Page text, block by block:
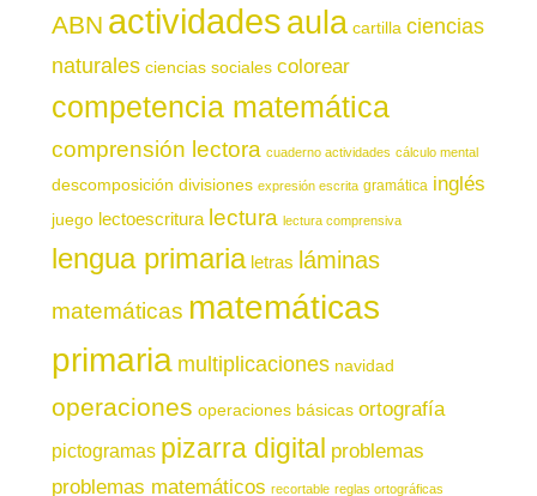
ABN actividadesaula cartilla ciencias
naturales ciencias sociales colorear
competencia matemática
comprensión lectora cuaderno actividades cálculo mental
descomposición divisiones expresión escrita gramática inglés
juego lectoescritura lectura lectura comprensiva
lengua primaria letras láminas
matemáticas matemáticas
primaria multiplicaciones navidad
operaciones operaciones básicas ortografía
pictogramas pizarra digital problemas
problemas matemáticos recortable reglas ortográficas